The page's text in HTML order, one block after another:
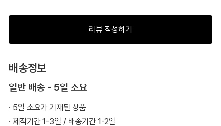
리뷰 작성하기
배송정보
일반 배송 - 5일 소요
· 5일 소요가 기재된 상품
· 제작기간 1-3일 / 배송기간 1-2일